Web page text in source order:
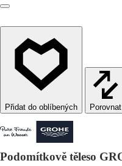
Porovnat
Podomítkově těleso